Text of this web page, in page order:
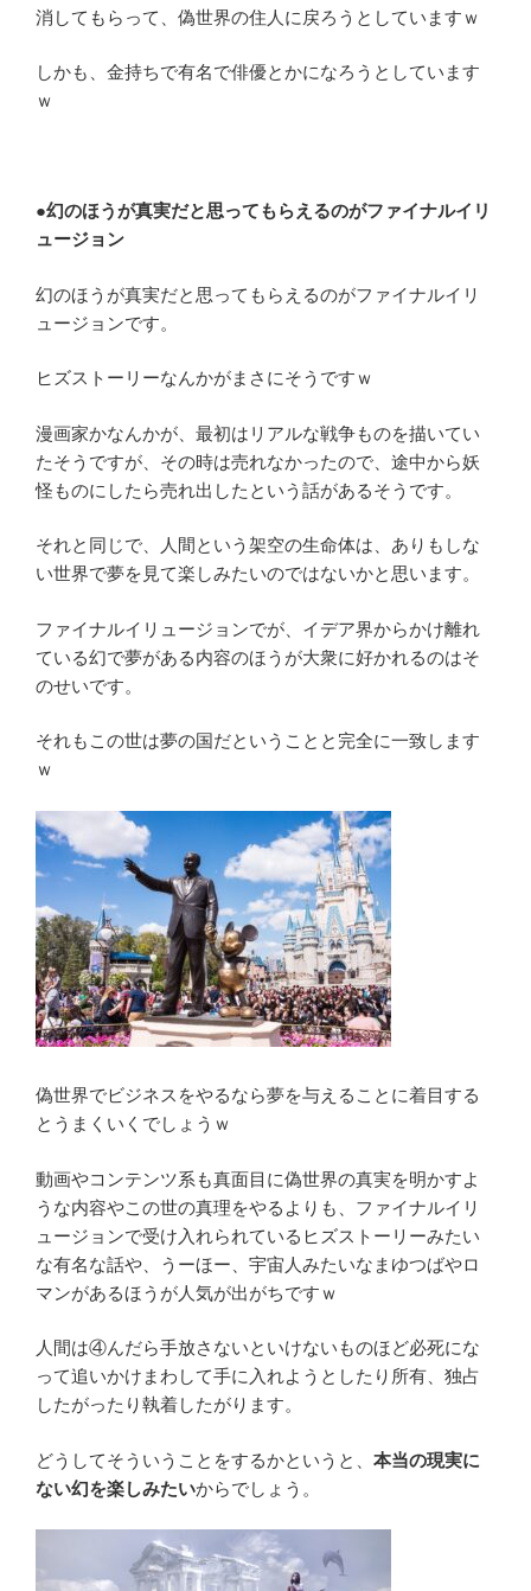
消してもらって、偽世界の住人に戻ろうとしていますｗ
しかも、金持ちで有名で俳優とかになろうとしています
ｗ
●幻のほうが真実だと思ってもらえるのがファイナルイリ
ュージョン
幻のほうが真実だと思ってもらえるのがファイナルイリ
ュージョンです。
ヒズストーリーなんかがまさにそうですｗ
漫画家かなんかが、最初はリアルな戦争ものを描いてい
たそうですが、その時は売れなかったので、途中から妖
怪ものにしたら売れ出したという話があるそうです。
それと同じで、人間という架空の生命体は、ありもしな
い世界で夢を見て楽しみたいのではないかと思います。
ファイナルイリュージョンでが、イデア界からかけ離れ
ている幻で夢がある内容のほうが大衆に好かれるのはそ
のせいです。
それもこの世は夢の国だということと完全に一致します
ｗ
偽世界でビジネスをやるなら夢を与えることに着目する
とうまくいくでしょうｗ
動画やコンテンツ系も真面目に偽世界の真実を明かすよ
うな内容やこの世の真理をやるよりも、ファイナルイリ
ュージョンで受け入れられているヒズストーリーみたい
な有名な話や、うーほー、宇宙人みたいなまゆつばやロ
マンがあるほうが人気が出がちですｗ
人間は④んだら手放さないといけないものほど必死にな
って追いかけまわして手に入れようとしたり所有、独占
したがったり執着したがります。
どうしてそういうことをするかというと、 本当の現実に
ない幻を楽しみたいからでしょう。